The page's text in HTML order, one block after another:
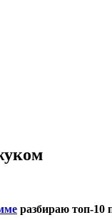
разбираю топ-10